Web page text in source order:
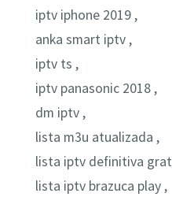
iptv iphone 2019 ,
anka smart iptv ,
iptv ts ,
iptv panasonic 2018 ,
dm iptv ,
lista m3u atualizada ,
lista iptv definitiva
lista iptv brazuca play ,